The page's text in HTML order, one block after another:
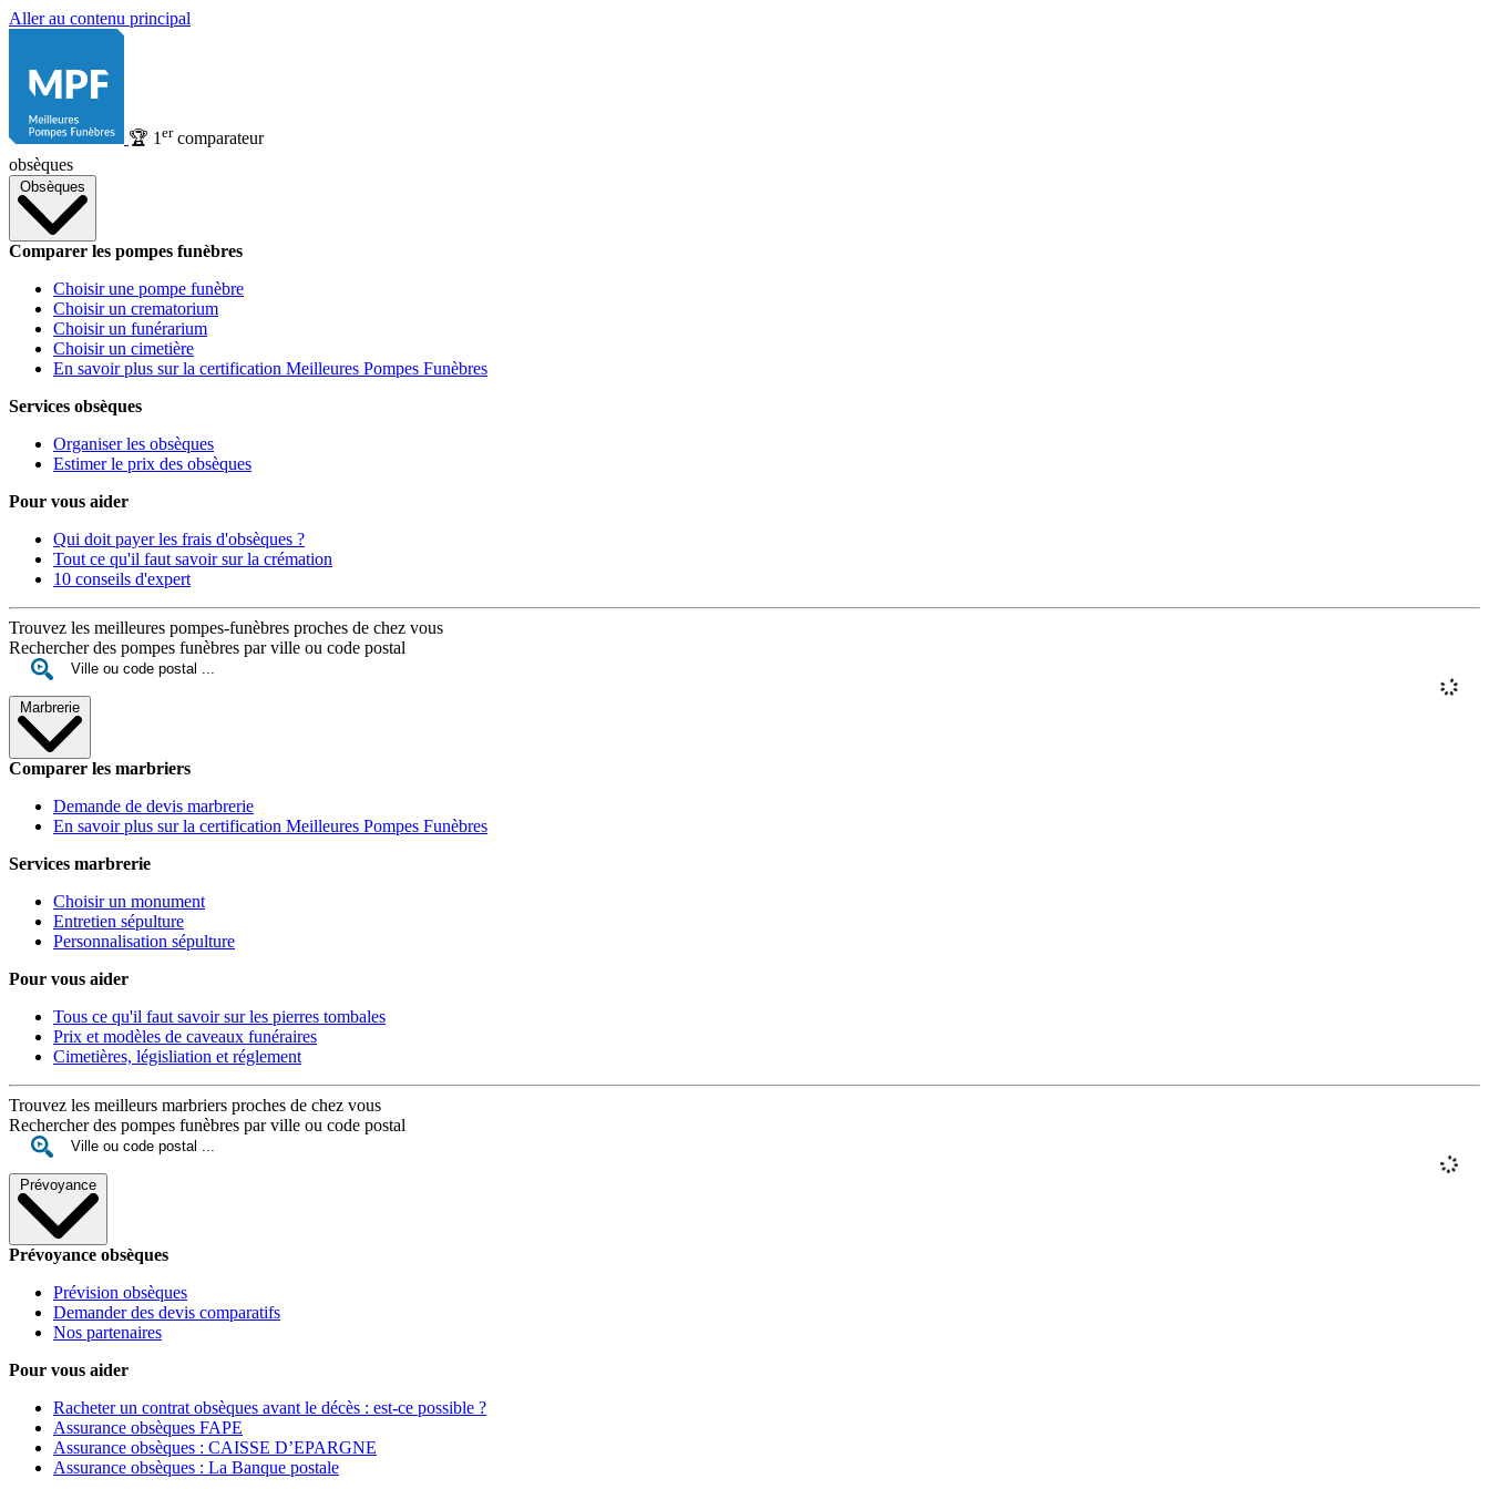
Aller au contenu principal
🏆 1 ercomparateur
obsèques
Obsèques
Comparer les pompes funèbres
Choisir une pompe funèbre
Choisir un crematorium
Choisir un funérarium
Choisir un cimetière
En savoir plus sur la certification Meilleures Pompes Funèbres
Services obsèques
Organiser les obsèques
Estimer le prix des obsèques
Pour vous aider
Qui doit payer les frais d'obsèques ?
Tout ce qu'il faut savoir sur la crémation
10 conseils d'expert
Trouvez les meilleures pompes-funèbres proches de chez vous
Rechercher des pompes funèbres par ville ou code postal
Marbrerie
Comparer les marbriers
Demande de devis marbrerie
En savoir plus sur la certification Meilleures Pompes Funèbres
Services marbrerie
Choisir un monument
Entretien sépulture
Personnalisation sépulture
Pour vous aider
Tous ce qu'il faut savoir sur les pierres tombales
Prix et modèles de caveaux funéraires
Cimetières, législiation et réglement
Trouvez les meilleurs marbriers proches de chez vous
Rechercher des pompes funèbres par ville ou code postal
Prévoyance
Prévoyance obsèques
Prévision obsèques
Demander des devis comparatifs
Nos partenaires
Pour vous aider
Racheter un contrat obsèques avant le décès : est-ce possible ?
Assurance obsèques FAPE
Assurance obsèques : CAISSE D’EPARGNE
Assurance obsèques : La Banque postale